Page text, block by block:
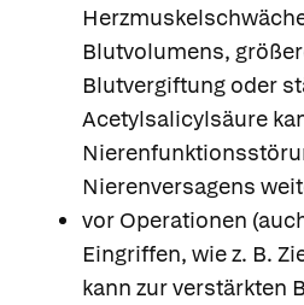
Blutvolumens,
Blutvergiftung oder
Acetylsalicylsäure
Nierenversagens
vor Operationen
Eingriffen, wie z. B.
kann zur verstärkten